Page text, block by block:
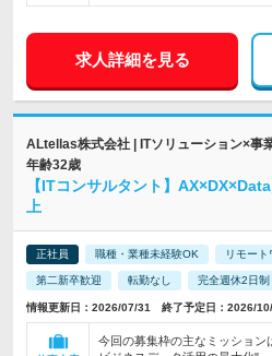
求人詳細を見る
ALtellas株式会社 | ITソリューション×事
年齢32歳
【ITコンサルタント】
上
正社員 職種・業種未経験OK リモー
第二新卒歓迎 転勤なし 完全週休2日制
情報更新日：2026/07/31 終了予定日：2026/
今回の募集枠の主なミッション